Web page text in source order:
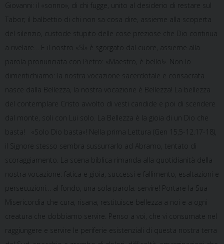
Giovanni: il «sonno», di chi fugge, unito al desiderio di restare sul
Tabor; il balbettio di chi non sa cosa dire, assieme alla scoperta
del silenzio, custode stupito delle cose preziose che Dio continua
a rivelare… E il nostro «Sì» è sgorgato dal cuore, assieme alla
parola pronunciata con Pietro: «Maestro, è bello!». Non lo
dimentichiamo: la nostra vocazione sacerdotale e consacrata
nasce dalla Bellezza, la nostra vocazione è Bellezza! La bellezza
del contemplare Cristo avvolto di vesti candide e poi di scendere
dal monte, soli con Lui solo. La Bellezza è la gioia di un Dio che
basta! «Solo Dio basta»! Nella prima Lettura (Gen 15,5-12.17-18),
il Signore stesso sembra sussurrarlo ad Abramo, tentato di
scoraggiamento. La scena biblica rimanda alla quotidianità della
nostra vocazione: fatica e gioia, successi e fallimento, esaltazioni e
persecuzioni… al fondo, una sola parola: servire! Portare la Sua
Misericordia che cura, risana, restituisce bellezza a noi e a ogni
creatura che dobbiamo servire. Penso a voi, che vi consumate nel
raggiungere e servire le periferie esistenziali di questa nostra terra